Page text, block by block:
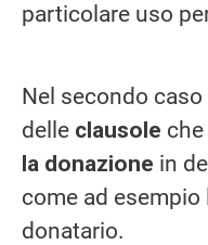
particolare uso
Nel secondo
delle clausole
la donazione in
come ad esempio
donatario.